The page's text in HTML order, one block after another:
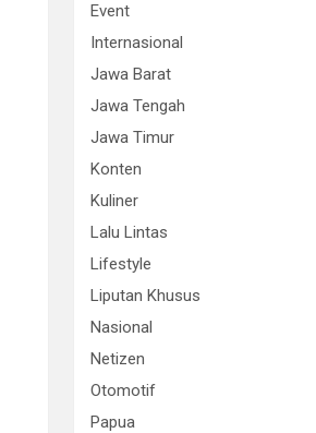
Event
Internasional
Jawa Barat
Jawa Tengah
Jawa Timur
Konten
Kuliner
Lalu Lintas
Lifestyle
Liputan Khusus
Nasional
Netizen
Otomotif
Papua